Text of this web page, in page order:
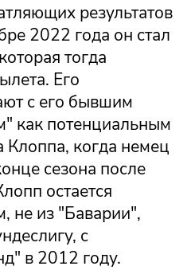
результатов
2022 года он стал
тогда
Его
с его бывшим
как потенциальным
когда немец
сезона после
остается
не из "Баварии",
с
в 2012 году.